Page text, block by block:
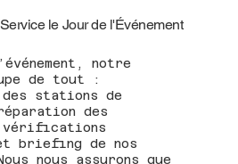
le Jour de l'Événement
notre
de tout :
stations de
des
briefing de nos
nous assurons que